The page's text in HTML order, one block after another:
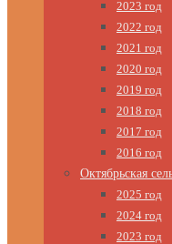
2023 год
2022 год
2021 год
2020 год
2019 год
2018 год
2017 год
2016 год
Октябрьская
2025 год
2024 год
2023 год